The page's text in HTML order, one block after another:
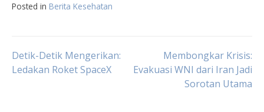
Posted in Berita Kesehatan
Post
Detik-Detik Mengerikan:
Ledakan Roket SpaceX
Membongkar Krisis:
Evakuasi WNI dari Iran Jadi
Sorotan Utama